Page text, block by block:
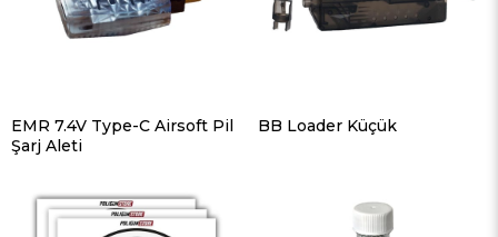
EMR 7.4V Type-C Airsoft Pil
Şarj Aleti
BB Loader Küçük